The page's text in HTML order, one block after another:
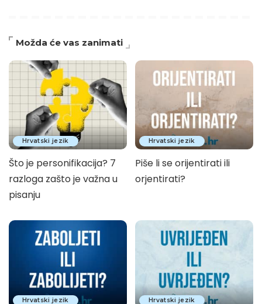
Možda će vas zanimati
Hrvatski jezik
Što je personifikacija? 7
razloga zašto je važna u
pisanju
Hrvatski jezik
Piše li se orijentirati ili
orjentirati?
Hrvatski jezik Hrvatski jezik